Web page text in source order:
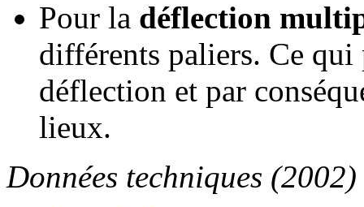
Pour la déflection
différents paliers. Ce
déflection et par
lieux.
Données techniques